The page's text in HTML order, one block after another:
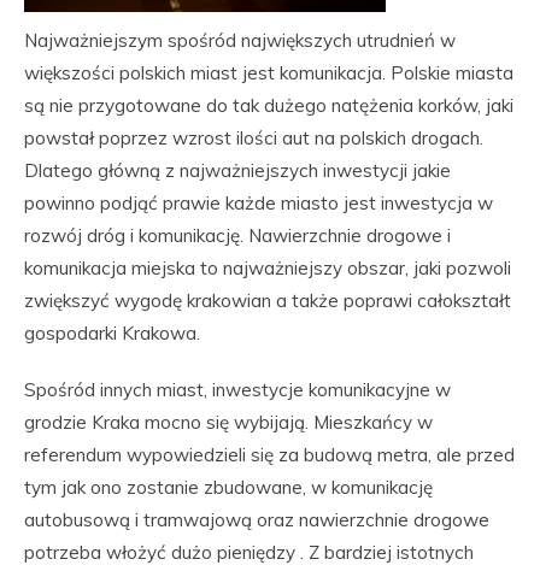
Najważniejszym spośród największych utrudnień w
większości polskich miast jest komunikacja. Polskie miasta
są nie przygotowane do tak dużego natężenia korków, jaki
powstał poprzez wzrost ilości aut na polskich drogach.
Dlatego główną z najważniejszych inwestycji jakie
powinno podjąć prawie każde miasto jest inwestycja w
rozwój dróg i komunikację. Nawierzchnie drogowe i
komunikacja miejska to najważniejszy obszar, jaki pozwoli
zwiększyć wygodę krakowian a także poprawi całokształt
gospodarki Krakowa.
Spośród innych miast, inwestycje komunikacyjne w
grodzie Kraka mocno się wybijają. Mieszkańcy w
referendum wypowiedzieli się za budową metra, ale przed
tym jak ono zostanie zbudowane, w komunikację
autobusową i tramwajową oraz nawierzchnie drogowe
potrzeba włożyć dużo pieniędzy . Z bardziej istotnych